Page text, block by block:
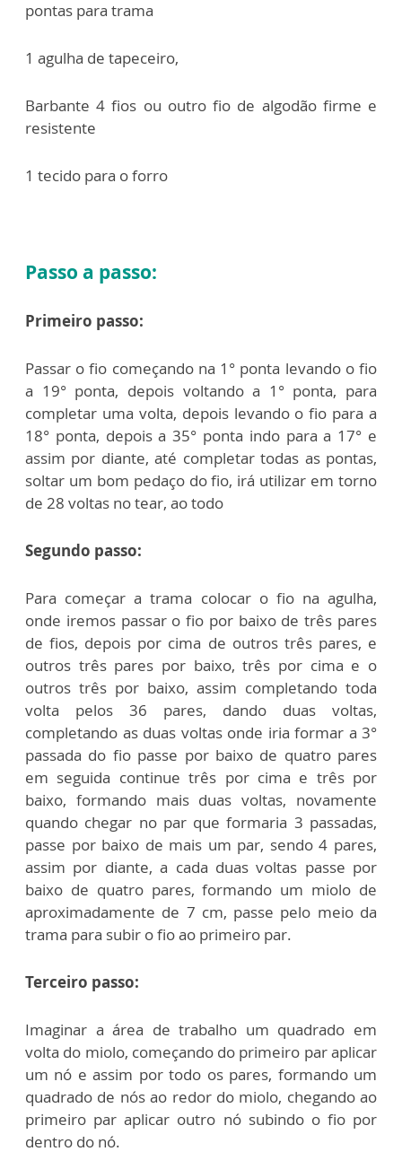
pontas para trama
1 agulha de tapeceiro,
Barbante 4 fios ou outro fio de algodão firme e
resistente
1 tecido para o forro
Passo a passo:
Primeiro passo:
Passar o fio começando na 1° ponta levando o fio
a 19° ponta, depois voltando a 1° ponta, para
completar uma volta, depois levando o fio para a
18° ponta, depois a 35° ponta indo para a 17° e
assim por diante, até completar todas as pontas,
soltar um bom pedaço do fio, irá utilizar em torno
de 28 voltas no tear, ao todo
Segundo passo:
Para começar a trama colocar o fio na agulha,
onde iremos passar o fio por baixo de três pares
de fios, depois por cima de outros três pares, e
outros três pares por baixo, três por cima e o
outros três por baixo, assim completando toda
volta pelos 36 pares, dando duas voltas,
completando as duas voltas onde iria formar a 3°
passada do fio passe por baixo de quatro pares
em seguida continue três por cima e três por
baixo, formando mais duas voltas, novamente
quando chegar no par que formaria 3 passadas,
passe por baixo de mais um par, sendo 4 pares,
assim por diante, a cada duas voltas passe por
baixo de quatro pares, formando um miolo de
aproximadamente de 7 cm, passe pelo meio da
trama para subir o fio ao primeiro par.
Terceiro passo:
Imaginar a área de trabalho um quadrado em
volta do miolo, começando do primeiro par aplicar
um nó e assim por todo os pares, formando um
quadrado de nós ao redor do miolo, chegando ao
primeiro par aplicar outro nó subindo o fio por
dentro do nó.